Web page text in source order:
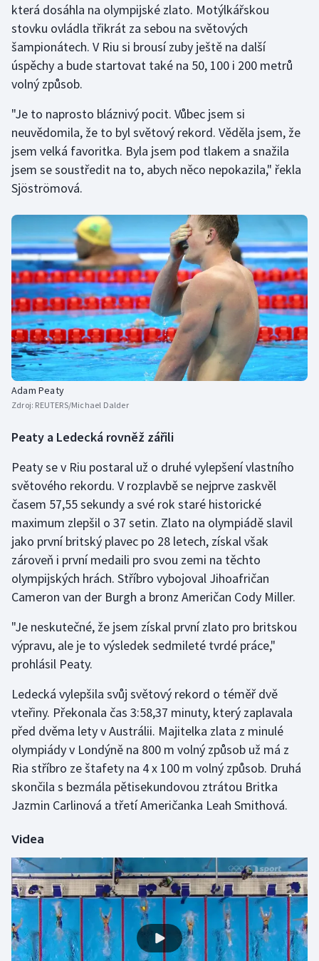
Stolní tenis
Triatlon
Veslování
Vodní slalom
Volejbal
Ostatní
která dosáhla na olympijské zlato. Motýlkářskou
stovku ovládla třikrát za sebou na světových
šampionátech. V Riu si brousí zuby ještě na další
úspěchy a bude startovat také na 50, 100 i 200 metrů
volný způsob.
"Je to naprosto bláznivý pocit. Vůbec jsem si
neuvědomila, že to byl světový rekord. Věděla jsem, že
jsem velká favoritka. Byla jsem pod tlakem a snažila
jsem se soustředit na to, abych něco nepokazila," řekla
Sjöströmová.
Adam Peaty
Zdroj: REUTERS/Michael Dalder
Peaty a Ledecká rovněž zářili
Peaty se v Riu postaral už o druhé vylepšení vlastního
světového rekordu. V rozplavbě se nejprve zaskvěl
časem 57,55 sekundy a své rok staré historické
maximum zlepšil o 37 setin. Zlato na olympiádě slavil
jako první britský plavec po 28 letech, získal však
zároveň i první medaili pro svou zemi na těchto
olympijských hrách. Stříbro vybojoval Jihoafričan
Cameron van der Burgh a bronz Američan Cody Miller.
"Je neskutečné, že jsem získal první zlato pro britskou
výpravu, ale je to výsledek sedmileté tvrdé práce,"
prohlásil Peaty.
Ledecká vylepšila svůj světový rekord o téměř dvě
vteřiny. Překonala čas 3:58,37 minuty, který zaplavala
před dvěma lety v Austrálii. Majitelka zlata z minulé
olympiády v Londýně na 800 m volný způsob už má z
Ria stříbro ze štafety na 4 x 100 m volný způsob. Druhá
skončila s bezmála pětisekundovou ztrátou Britka
Jazmin Carlinová a třetí Američanka Leah Smithová.
Videa